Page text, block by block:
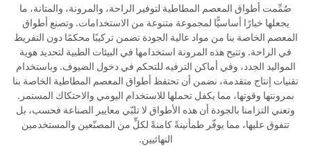
صُمِّمت أطواق المعصم المطاطية لتوفير الراحة، والمرونة، والمتانة، ما
يجعلها خيارًا أساسيًّا لمجموعة متنوعة من الاستخدامات. وتصنع أطواق
المعصم الخاصة بنا من مواد عالية الجودة تضمن تركيبًا محكمًا دون التفريط
في الراحة. وتتيح هذه المرونة استخدامها في البيئات الطبية لتحديد هوية
المواليد الجدد، وفي أماكن الترفيه للتحكم في دخول الضيوف. وباستخدام
تقنيات إنتاج متقدمة، نضمن أن تحتفظ أطواق المعصم المطاطية الخاصة بنا
بمرونتها وقوتها، مما يكفل تحملها للاستخدام اليومي والاحتكاك المستمر.
وتعني التزامنا بالجودة أن هذه الأطواق لا تلبّي معايير الصناعة فحسب، بل
تتفوق عليها، مما يوفّر طمأنينةً كامنةً لكلٍّ من المصنّعين والمستخدمين
النهائيين.